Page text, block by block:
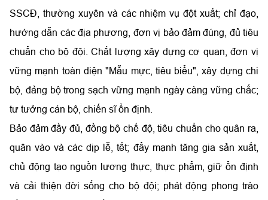
SSCĐ, thường xuyên và các nhiệm vụ đột xuất; chỉ đạo,
hướng dẫn các địa phương, đơn vị bảo đảm đúng, đủ tiêu
chuẩn cho bộ đội. Chất lượng xây dựng cơ quan, đơn vị
vững mạnh toàn diện "Mẫu mực, tiêu biểu", xây dựng chi
bộ, đảng bộ trong sạch vững mạnh ngày càng vững chắc;
tư tưởng cán bộ, chiến sĩ ổn định.
Bảo đảm đầy đủ, đồng bộ chế độ, tiêu chuẩn cho quân ra,
quân vào và các dịp lễ, tết; đẩy mạnh tăng gia sản xuất,
chủ động tạo nguồn lương thực, thực phẩm, giữ ổn định
và cải thiện đời sống cho bộ đội; phát động phong trào